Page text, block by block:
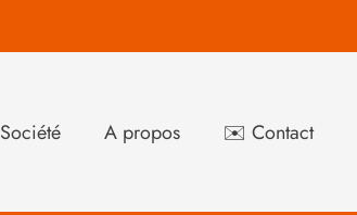
Société A propos ✉️ Contact